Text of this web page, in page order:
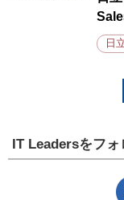
日
IT Leadersをフォ